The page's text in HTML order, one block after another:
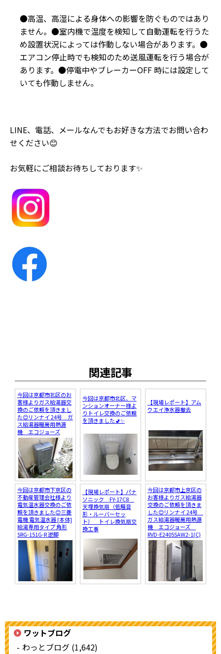
●高温、高湿による身体への影響を防ぐものではあり
ません。●室内機で温度を検知して自動運転を行うた
め設置状況によっては作動しない場合があります。●
エアコン停止時でも検知のため送風運転を行う場合が
あります。●停電中やブレーカーOFF 時には設定して
いても作動しません。
LINE、電話、メールなんでもお好きな方法でお問い合わ
せください😊
お気軽にご相談お待ちしております✨
関連記事
今回は京都市北区のお
客様よりガス給湯器交
換のご依頼を頂きまし
た😊リンナイ 24号 ガ
ス給湯器暖房用熱源
機 エコジョーズ
今回は京都市北区、マ
ンションオーナー様よ
りトイレ交換のご依頼
を頂きました🚽✨
【現場レポート】アム
ウエイ浄水器撤去
今回は京都市下京区の
不動産管理会社様より
電気温水器交換のご依
頼を頂きました😊三菱
電機 電気温水器 [本体]
給湯専用タイプ 角形
SRG-151G-R 逆脚
【現場レポート】パナ
ソニック FY-17C8
天埋換気扇（低騒音
形・ルーバーセッ
ト） トイレ換気扇交
換工事
今回は京都市上京区の
お客様よりガス給湯器
交換のご依頼を頂きま
した😊リンナイ 24号
ガス給湯器暖房用熱源
機 エコジョーズ
RVD-E2405SAW2-1(C)
ワットブログ
わっとブログ (1,642)